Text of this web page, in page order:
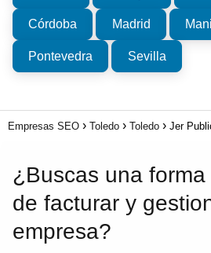
Córdoba Madrid
Pontevedra Sevilla
Empresas SEO Toledo Toledo Jer
¿Buscas una
de facturar y
empresa?